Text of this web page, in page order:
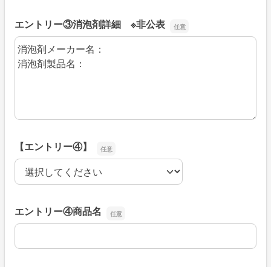
エントリー③消泡剤詳細 ※非公表
エントリー③消泡剤詳細 ※非公表
【エントリー④】
【エントリー④】
エントリー④商品名
エントリー④商品名